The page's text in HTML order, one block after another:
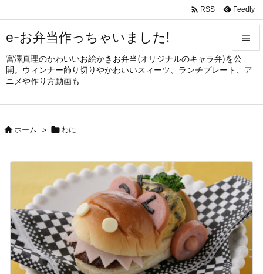
e-お弁当作っちゃいました!
宮澤真理のかわいいお絵かきお弁当(オリジナルのキャラ弁)を公
開。ウィンナー飾り切りやかわいいスィーツ、ランチプレート、ア
ニメや作り方動画も


メニュ
サイド

次へ

検索
 RSS Feedly
ホーム > わに